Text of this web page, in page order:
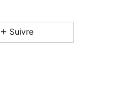
Suivre